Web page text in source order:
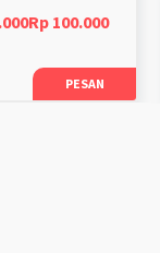
100.000
PESAN